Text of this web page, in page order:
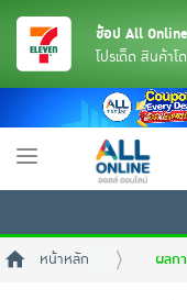
ช้อป All
โปรเด็ด สินค้าโ
Toggle
หน้าหลัก ผลก